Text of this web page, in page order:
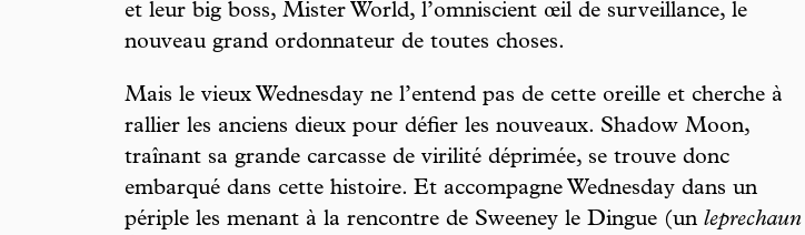
et leur big boss, Mister World, l’omniscient œil de surveillance, le
nouveau grand ordonnateur de toutes choses.
Mais le vieux Wednesday ne l’entend pas de cette oreille et cherche à
rallier les anciens dieux pour défier les nouveaux. Shadow Moon,
traînant sa grande carcasse de virilité déprimée, se trouve donc
embarqué dans cette histoire. Et accompagne Wednesday dans un
périple les menant à la rencontre de Sweeney le Dingue (un leprechaun